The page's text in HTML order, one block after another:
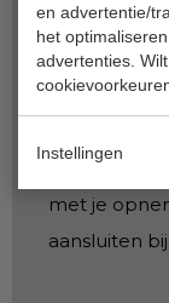
en advertentie/
het
advertenties.
Instellingen
Als er
bij jouw
we je aan
sollicitatie
met je
aansluiten